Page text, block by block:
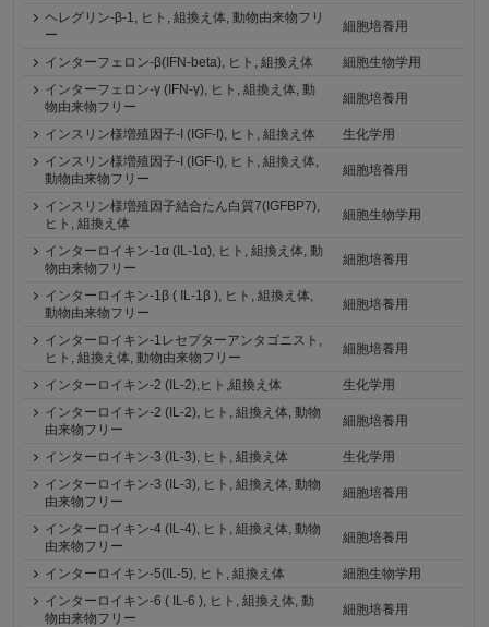
ヘレグリン-β-1, ヒト, 組換え体, 動物由来物フリ
ー
細胞培養用
インターフェロン-β(IFN-beta), ヒト, 組換え体
細胞生物学用
インターフェロン-γ (IFN-γ), ヒト, 組換え体, 動
物由来物フリー
細胞培養用
インスリン様増殖因子-I (IGF-I), ヒト, 組換え体
生化学用
インスリン様増殖因子-I (IGF-I), ヒト, 組換え体,
動物由来物フリー
細胞培養用
インスリン様増殖因子結合たん白質7(IGFBP7),
ヒト, 組換え体
細胞生物学用
インターロイキン-1α (IL-1α), ヒト, 組換え体, 動
物由来物フリー
細胞培養用
インターロイキン-1β ( IL-1β ), ヒト, 組換え体,
動物由来物フリー
細胞培養用
インターロイキン-1レセプターアンタゴニスト,
ヒト, 組換え体, 動物由来物フリー
細胞培養用
インターロイキン-2 (IL-2),ヒト,組換え体
生化学用
インターロイキン-2 (IL-2), ヒト, 組換え体, 動物
由来物フリー
細胞培養用
インターロイキン-3 (IL-3), ヒト, 組換え体
生化学用
インターロイキン-3 (IL-3), ヒト, 組換え体, 動物
由来物フリー
細胞培養用
インターロイキン‐4 (IL-4), ヒト, 組換え体, 動物
由来物フリー
細胞培養用
インターロイキン-5(IL-5), ヒト, 組換え体
細胞生物学用
インターロイキン-6 ( IL-6 ), ヒト, 組換え体, 動
物由来物フリー
細胞培養用